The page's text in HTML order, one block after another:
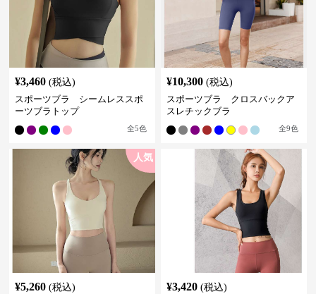
¥3,460 (税込)
スポーツブラ シームレススポ
ーツブラトップ
全5色
¥10,300 (税込)
スポーツブラ クロスバックア
スレチックブラ
全9色
人気
¥5,260 (税込)
¥3,420 (税込)